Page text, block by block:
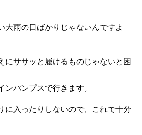
大雨の日ばかりじゃないんですよ
にササッと履けるものじゃないと困
ンパンプスで行きます。
に入ったりしないので、これで十分